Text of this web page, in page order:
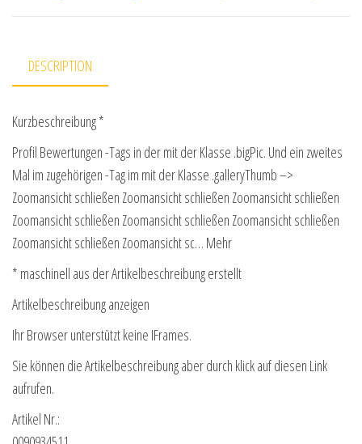
DESCRIPTION
Kurzbeschreibung *
Profil Bewertungen -Tags in der mit der Klasse .bigPic. Und ein zweites
Mal im zugehörigen -Tag im mit der Klasse .galleryThumb –>
Zoomansicht schließen Zoomansicht schließen Zoomansicht schließen
Zoomansicht schließen Zoomansicht schließen Zoomansicht schließen
Zoomansicht schließen Zoomansicht sc… Mehr
* maschinell aus der Artikelbeschreibung erstellt
Artikelbeschreibung anzeigen
Ihr Browser unterstützt keine IFrames.
Sie können die Artikelbeschreibung aber durch klick auf diesen Link
aufrufen.
Artikel Nr.: